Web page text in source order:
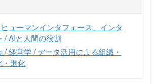
ューマンインタフェース、インタ
/ AIと人間の役割
/ 経営学 / データ活用による組織・
・進化